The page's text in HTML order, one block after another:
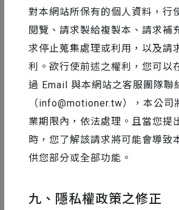
對本網站所保有的個人資料，行
閱覽、請求製給複製本、請求補
求停止蒐集處理或利用，以及請
利。欲行使前述之權利，您可以
過 Email 與本網站之客服團隊聯
（info@motioner.tw），本公司
業期限內，依法處理。且當您提
時，您了解該請求將可能會導致
供您部分或全部功能。
九、隱私權政策之修正
《台灣虎爺的故事
《台灣虎神的故事》是一個新年
年是中國農曆的 “虎年”。我們以
的神祇「虎爺」為主題創作了一
括一本經典的折頁書和一套五個
《台灣虎神的故事》一書詳細介
的起源。
時呈現內容，讓作品更富含台灣